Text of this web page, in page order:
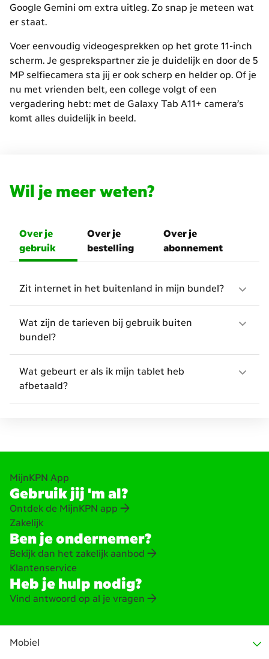
Google Gemini om extra uitleg. Zo snap je meteen wat
er staat.
Voer eenvoudig videogesprekken op het grote 11-inch
scherm. Je gesprekspartner zie je duidelijk en door de 5
MP selfiecamera sta jij er ook scherp en helder op. Of je
nu met vrienden belt, een college volgt of een
vergadering hebt: met de Galaxy Tab A11+ camera’s
komt alles duidelijk in beeld.
Wil je meer weten?
Over je
gebruik
Over je
bestelling
Over je
abonnement
Zit internet in het buitenland in mijn bundel?
Wat zijn de tarieven bij gebruik buiten
bundel?
Wat gebeurt er als ik mijn tablet heb
afbetaald?
Zakelijk
Ben je ondernemer?
Bekijk dan het zakelijk aanbod
Klantenservice
Heb je hulp nodig?
Vind antwoord op al je vragen
MijnKPN App
Gebruik jij 'm al?
Ontdek de MijnKPN app
Mobiel